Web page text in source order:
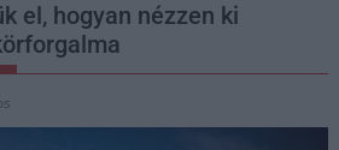
el, hogyan nézzen ki